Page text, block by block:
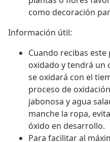
como decoración
Información útil:
Cuando recibas
oxidado y tendrá un
se oxidará con el
proceso de
jabonosa y agua
manche la ropa,
óxido en desarrollo.
Para facilitar al